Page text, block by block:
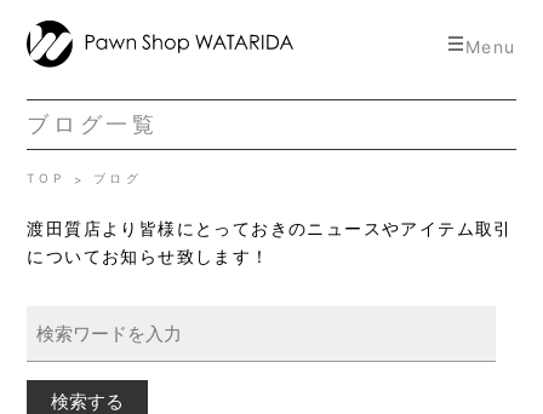
toggle
Menu
ブログ一覧
TOP ブログ
渡田質店より皆様にとっておきのニュースやアイテム取引
についてお知らせ致します！